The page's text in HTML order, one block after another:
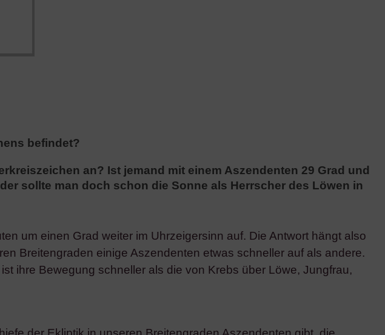
befindet?
an? Ist jemand mit einem Aszendenten 29 Grad und
sollte man doch schon die Sonne als Herrscher des Löwen in
um einen Grad weiter im Uhrzeigersinn auf. Die Antwort hängt also
Breitengraden einige Aszendenten etwas schneller auf als andere.
ihre Bewegung schneller als die von Krebs über Löwe, Jungfrau,